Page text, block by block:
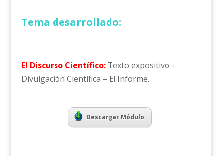
Tema desarrollado:
El Discurso Científico:Texto expositivo –
Divulgación Científica – El Informe.
Descargar Módulo